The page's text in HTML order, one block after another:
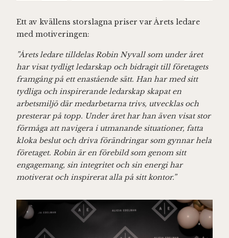
Ett av kvällens storslagna priser var Årets ledare
med motiveringen:
”Årets ledare tilldelas Robin Nyvall som under året
har visat tydligt ledarskap och bidragit till företagets
framgång på ett enastående sätt. Han har med sitt
tydliga och inspirerande ledarskap skapat en
arbetsmiljö där medarbetarna trivs, utvecklas och
presterar på topp. Under året har han även visat stor
förmåga att navigera i utmanande situationer, fatta
kloka beslut och driva förändringar som gynnar hela
företaget. Robin är en förebild som genom sitt
engagemang, sin integritet och sin energi har
motiverat och inspirerat alla på sitt kontor.”